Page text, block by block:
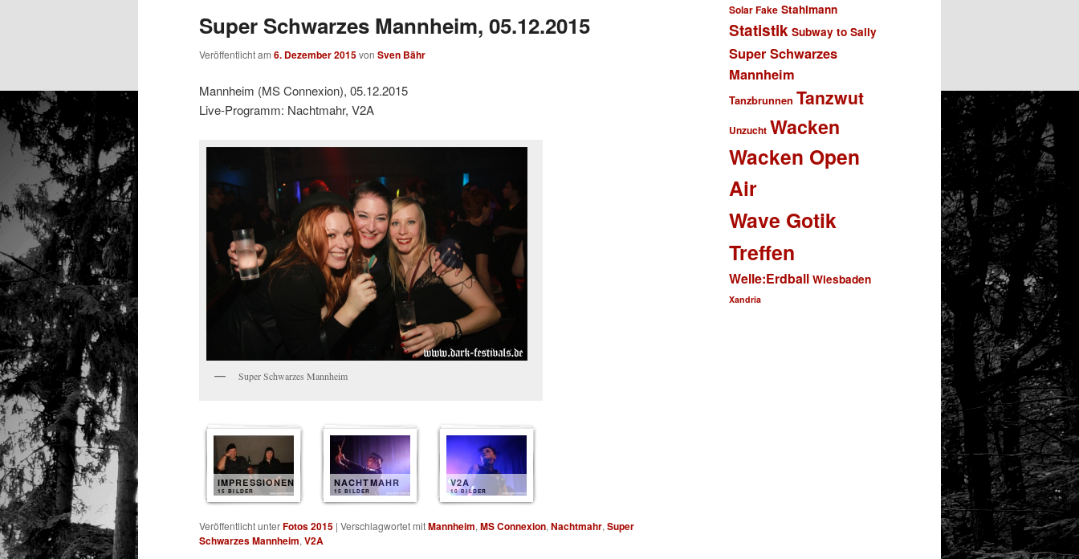
Super Schwarzes Mannheim, 05.12.2015
Veröffentlicht am 6. Dezember 2015von Sven Bähr
Mannheim (MS Connexion), 05.12.2015
Live-Programm: Nachtmahr, V2A
Super Schwarzes Mannheim
IMPRESSIONEN
15 BILDER
NACHTMAHR
15 BILDER
V2A
10 BILDER
Veröffentlicht unterFotos 2015 | Verschlagwortet mitMannheim, MS Connexion, Nachtmahr, Super
Schwarzes Mannheim, V2A
Solar Fake Stahlmann
Statistik Subway to Sally
Super Schwarzes
Mannheim
Tanzbrunnen Tanzwut
Unzucht Wacken
Wacken Open
Air
Wave Gotik
Treffen
Welle:Erdball Wiesbaden
Xandria